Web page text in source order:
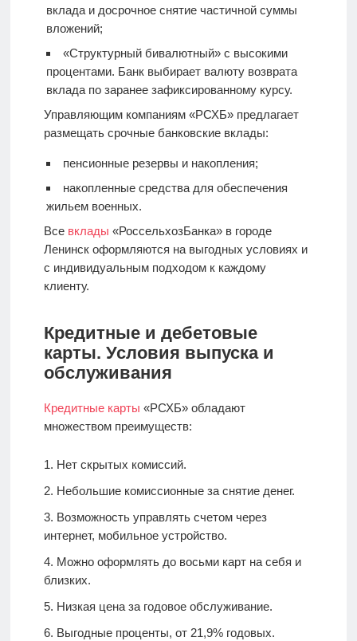
вклада и досрочное снятие частичной суммы
вложений;
«Структурный бивалютный» с высокими
процентами. Банк выбирает валюту возврата
вклада по заранее зафиксированному курсу.
Управляющим компаниям «РСХБ» предлагает
размещать срочные банковские вклады:
пенсионные резервы и накопления;
накопленные средства для обеспечения
жильем военных.
Все вклады «РоссельхозБанка» в городе
Ленинск оформляются на выгодных условиях и
с индивидуальным подходом к каждому
клиенту.
Кредитные и дебетовые
карты. Условия выпуска и
обслуживания
Кредитные карты «РСХБ» обладают
множеством преимуществ:
Нет скрытых комиссий.
Небольшие комиссионные за снятие денег.
Возможность управлять счетом через
интернет, мобильное устройство.
Можно оформлять до восьми карт на себя и
близких.
Низкая цена за годовое обслуживание.
Выгодные проценты, от 21,9% годовых.